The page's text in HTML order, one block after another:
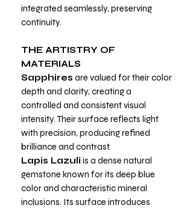
integrated seamlessly, preserving
continuity.
THE ARTISTRY OF
MATERIALS
Sapphires are valued for their color
depth and clarity, creating a
controlled and consistent visual
intensity. Their surface reflects light
with precision, producing refined
brilliance and contrast.
Lapis Lazuli is a dense natural
gemstone known for its deep blue
color and characteristic mineral
inclusions. Its surface introduces